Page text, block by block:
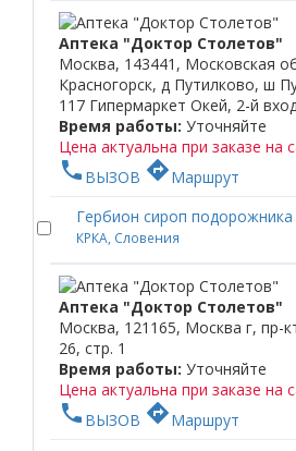
Аптека "Доктор Столетов"
Москва, 143441, Московская
Красногорск, д Путилково, ш
117 Гипермаркет Окей, 2-й
Время работы: Уточняйте
Цена актуальна при заказе на
phone ВЫЗОВ directionsМаршрут
Гербион сироп
КРКА, Словения
Аптека "Доктор Столетов"
Москва, 121165, Москва г, пр-
26, стр. 1
Время работы: Уточняйте
Цена актуальна при заказе на
phone ВЫЗОВ directionsМаршрут